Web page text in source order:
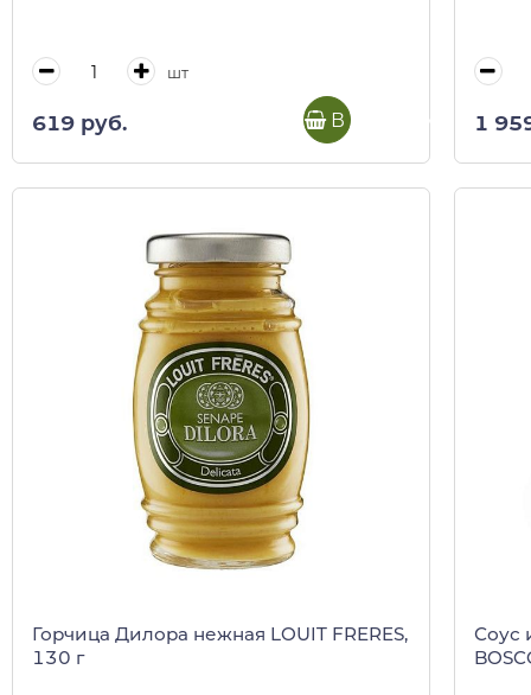
шт
619 руб. В корзину 1
Горчица Дилора нежная LOUIT FRERES,
130 г
Соус